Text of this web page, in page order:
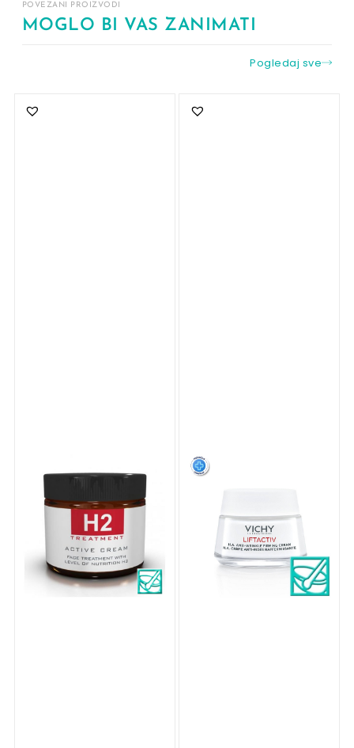
POVEZANI PROIZVODI
MOGLO BI VAS ZANIMATI
Pogledaj sve